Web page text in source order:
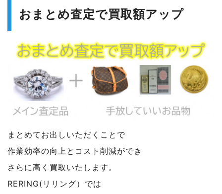
おまとめ査定で買取額アップ
まとめてお出しいただくことで
作業効率の向上とコスト削減ができ
さらに高く買取いたします。
RERING(リリング）では